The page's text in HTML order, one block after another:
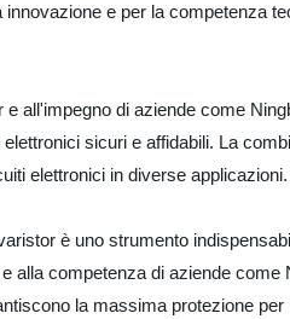
e per la competenza
all'impegno di aziende come
sicuri e affidabili. La
elettronici in diverse applicazioni.
è uno strumento
alla competenza di aziende
la massima protezione